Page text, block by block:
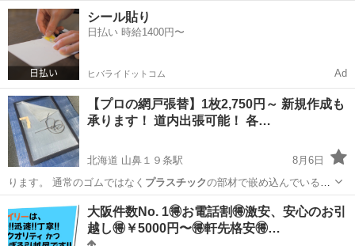
るタイプの網戸…
北海道 札幌市 山鼻１９条駅
シール貼り
日払い 時給1400円〜
ヒバライドットコム Ad
【プロの網戸張替】1枚2,750円～ 新規作成も
承ります！ 道内出張可能！ 各…
北海道 山鼻１９条駅
8月6日
ります。 通常のゴムではなく プラスチックの部材で嵌め込んでいるタ
イプの網戸…札幌市 山鼻１９条駅 その他 網戸
大阪件数No. 1🉐お電話割🉐激安、安心のお引
越し🉐￥5000円〜🉐軒先格安🉐…